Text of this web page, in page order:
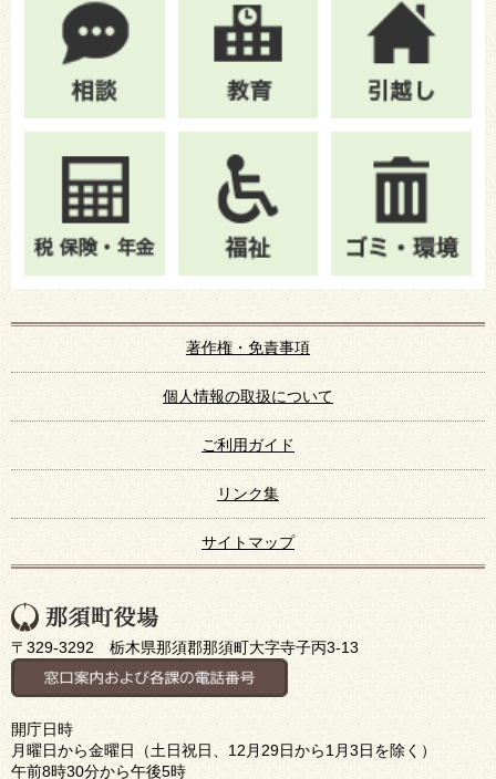
著作権・免責事項
個人情報の取扱について
ご利用ガイド
リンク集
サイトマップ
〒329-3292 栃木県那須郡那須町大字寺子丙3-13
開庁日時
月曜日から金曜日（土日祝日、12月29日から1月3日を除く）
午前8時30分から午後5時